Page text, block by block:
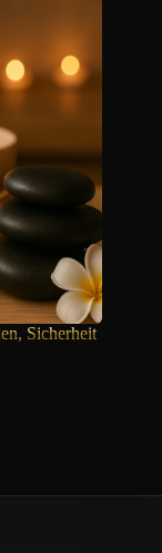
Sicherheit